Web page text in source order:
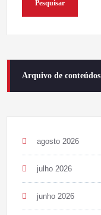
Pesquisar
Arquivo de conteúdos
agosto 2026
julho 2026
junho 2026